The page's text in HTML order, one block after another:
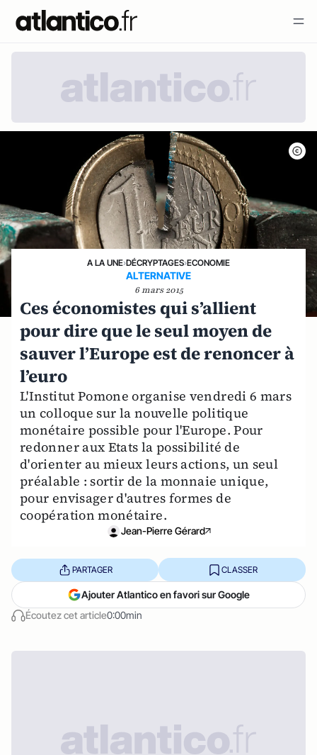
A LA UNE›DÉCRYPTAGES›ECONOMIE
ALTERNATIVE
6 mars 2015
Ces économistes qui s’allient
pour dire que le seul moyen de
sauver l’Europe est de renoncer à
l’euro
L'Institut Pomone organise vendredi 6 mars
un colloque sur la nouvelle politique
monétaire possible pour l'Europe. Pour
redonner aux Etats la possibilité de
d'orienter au mieux leurs actions, un seul
préalable : sortir de la monnaie unique,
pour envisager d'autres formes de
coopération monétaire.
Jean-Pierre Gérard
Écoutez cet article0:00min
PARTAGER CLASSER
Ajouter Atlantico en favori sur Google